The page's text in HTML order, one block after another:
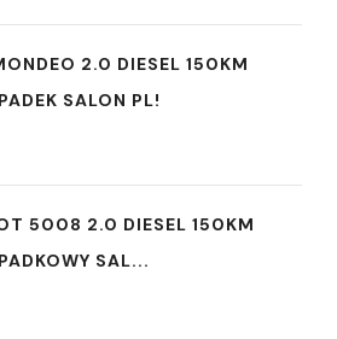
2.0 DIESEL 150KM
SALON PL!
5008 2.0 DIESEL 150KM
SAL...